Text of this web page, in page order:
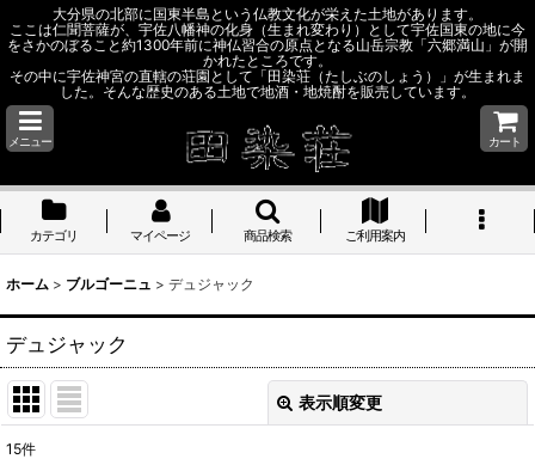
大分県の北部に国東半島という仏教文化が栄えた土地があります。
ここは仁聞菩薩が、宇佐八幡神の化身（生まれ変わり）として宇佐国東の地に今
をさかのぼること約1300年前に神仏習合の原点となる山岳宗教「六郷満山」が開
かれたところです。
その中に宇佐神宮の直轄の荘園として「田染荘（たしぶのしょう）」が生まれま
した。そんな歴史のある土地で地酒・地焼酎を販売しています。
メニュー カート
カテゴリ マイページ 商品検索 ご利用案内
ホーム > ブルゴーニュ > デュジャック
デュジャック
表示順変更
15件